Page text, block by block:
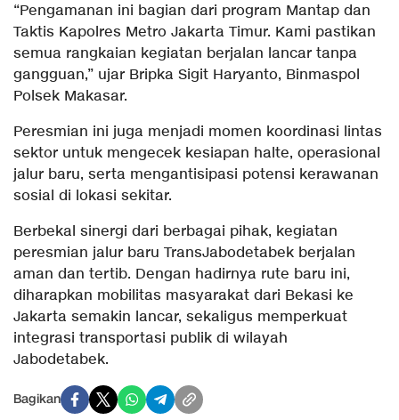
“Pengamanan ini bagian dari program Mantap dan
Taktis Kapolres Metro Jakarta Timur. Kami pastikan
semua rangkaian kegiatan berjalan lancar tanpa
gangguan,” ujar Bripka Sigit Haryanto, Binmaspol
Polsek Makasar.
Peresmian ini juga menjadi momen koordinasi lintas
sektor untuk mengecek kesiapan halte, operasional
jalur baru, serta mengantisipasi potensi kerawanan
sosial di lokasi sekitar.
Berbekal sinergi dari berbagai pihak, kegiatan
peresmian jalur baru TransJabodetabek berjalan
aman dan tertib. Dengan hadirnya rute baru ini,
diharapkan mobilitas masyarakat dari Bekasi ke
Jakarta semakin lancar, sekaligus memperkuat
integrasi transportasi publik di wilayah
Jabodetabek.
Bagikan